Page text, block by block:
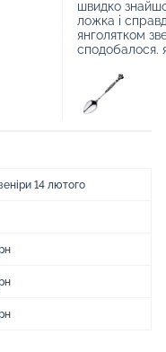
швидко
ложка і
янголятком
сподобалося.
14 лютого